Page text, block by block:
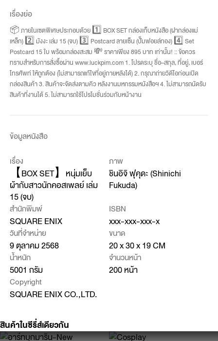
เรื่องย่อ
📦 ภายในเซตพิเศษประกอบด้วย 1️⃣ BOX SET กล่องเก็บหนังสือ (ฝากล่องแม่
เหล็ก) 2️⃣ มังงะ เล่ม 15 (จบ) 3️⃣ Postcard ลายเซ็น (ปั๊มฟอยล์ทอง) 4️⃣ Set
Postcard 15 ใบ พร้อมกล่องสะสม 💸 ราคาเพียง 895 บาท เท่านั้น! :: ข้อควร
ทราบสำหรับการสั่งซื้อผ่าน www.luckpim.com 1. โปรดระบุ ชื่อ–สกุล, ที่อยู่, เบอร์
โทรศัพท์ ให้ถูกต้อง (ไม่สามารถแก้ไขที่อยู่ภายหลังได้) 2. กรุณาถ่ายวิดีโอก่อนเปิด
กล่องสินค้า 3. สินค้าจะจัดส่งตามคิว หลังงานมหกรรมหนังสือฯ 4. ไม่สามารถนัดรับ
สินค้าที่งานได้ 5. ไม่สามารถใช้โปรโมชั่นร่วมกับหน้างาน
ข้อมูลหนังสือ
เรื่อง
【BOX SET】หนุ่มเย็บ
ผ้ากับสาวนักคอสเพลย์ เล่ม
15 (จบ)
ภาพ
ชินอิจิ ฟุคุดะ (Shinichi
Fukuda)
สำนักพิมพ์
SQUARE ENIX
ISBN
xxx-xxx-xxx-x
วันที่จำหน่าย
9 ตุลาคม 2568
ขนาด
20 x 30 x 19 CM
น้ำหนัก
5001 กรัม
จำนวนหน้า
200 หน้า
Copyright
SQUARE ENIX CO.,LTD.
สินค้าในซีรี่ส์เดียวกัน